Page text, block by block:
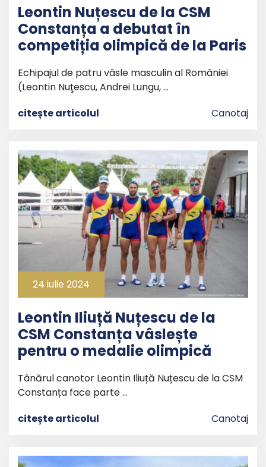
Leontin Nuțescu de la CSM
Constanța a debutat în
competiția olimpică de la Paris
Echipajul de patru vâsle masculin al României
(Leontin Nuţescu, Andrei Lungu, …
citește articolul
Canotaj
24 iulie 2024
Leontin Iliuță Nuțescu de la
CSM Constanța vâslește
pentru o medalie olimpică
Tânărul canotor Leontin Iliuță Nuțescu de la CSM
Constanța face parte …
citește articolul
Canotaj